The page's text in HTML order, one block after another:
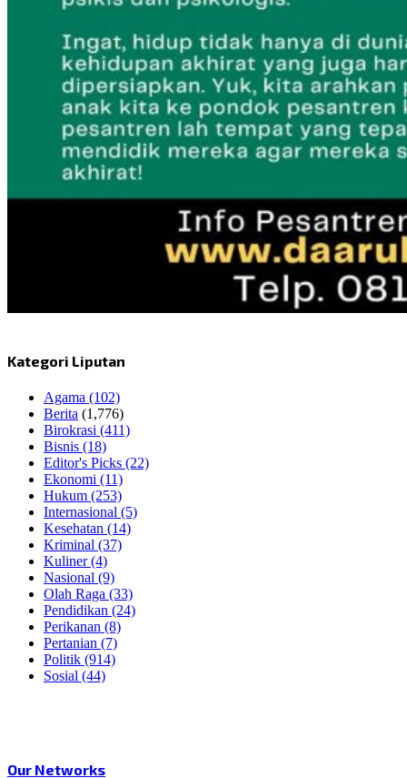
Kategori Liputan
Agama (102)
Berita (1,776)
Birokrasi (411)
Bisnis (18)
Editor's Picks (22)
Ekonomi (11)
Hukum (253)
Internasional (5)
Kesehatan (14)
Kriminal (37)
Kuliner(4)
Nasional (9)
Olah Raga (33)
Pendidikan (24)
Perikanan (8)
Pertanian (7)
Politik (914)
Sosial (44)
Our Networks